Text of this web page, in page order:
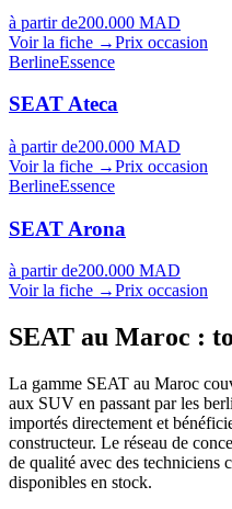
à partir de200.000 MAD
Voir la fiche →Prix occasion
BerlineEssence
SEATAteca
à partir de200.000 MAD
Voir la fiche →Prix occasion
BerlineEssence
SEAT Arona
à partir de200.000 MAD
Voir la fiche →Prix occasion
SEAT au Maroc :
La gamme SEAT au Maroc
aux SUV en passant par les
importés directement et
constructeur. Le réseau de
de qualité avec des techniciens
disponibles en stock.